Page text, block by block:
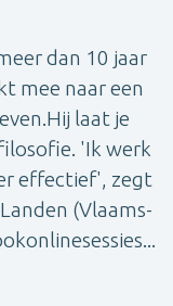
dan 10 jaar
mee naar een
laat je
'Ik werk
effectief', zegt
(Vlaams-